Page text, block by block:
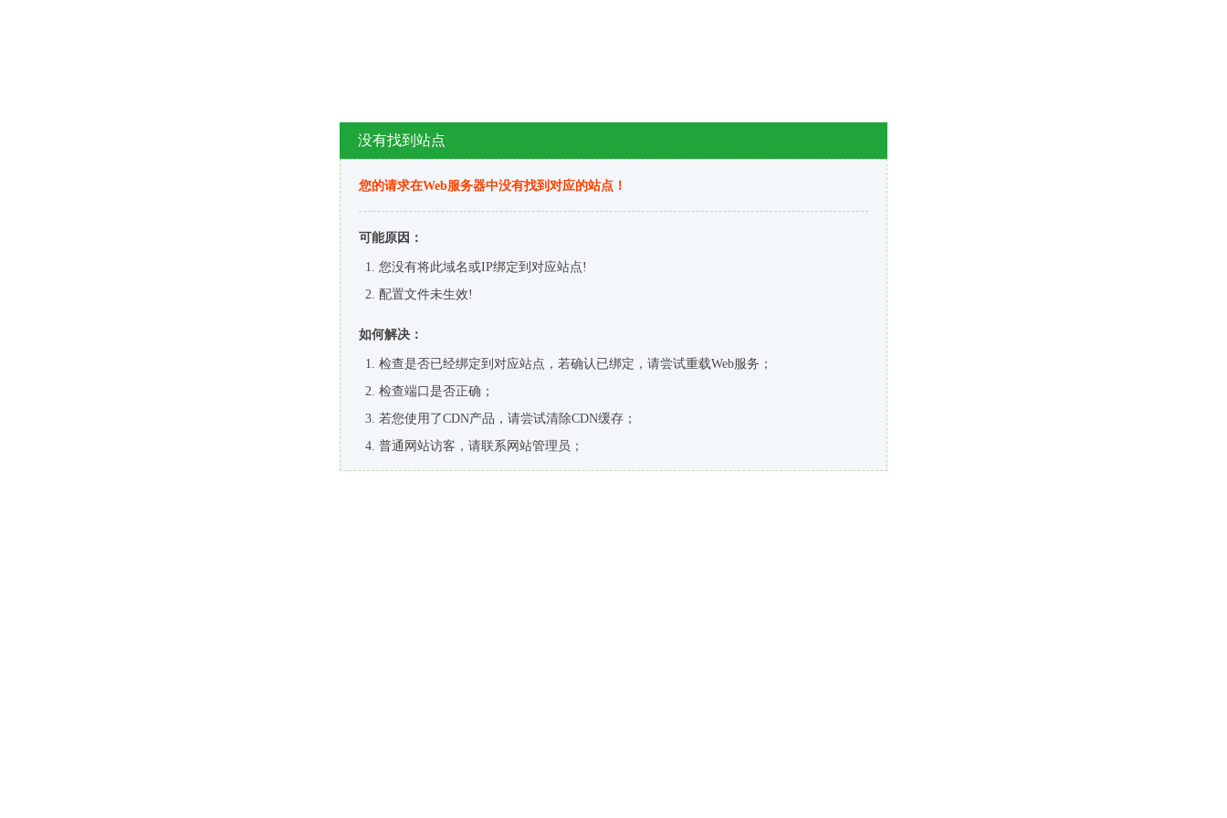
没有找到站点
您的请求在Web服务器中没有找到对应的站点！
可能原因：
您没有将此域名或IP绑定到对应站点!
配置文件未生效!
如何解决：
检查是否已经绑定到对应站点，若确认已绑定，请尝试重载Web服务；
检查端口是否正确；
若您使用了CDN产品，请尝试清除CDN缓存；
普通网站访客，请联系网站管理员；